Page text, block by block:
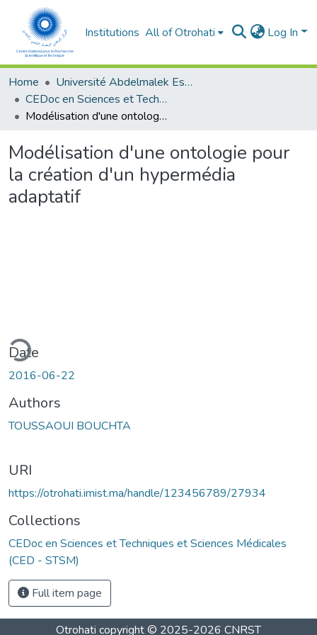
Institutions All of Otrohati Log In
Home
Université Abdelmalek Essaâdi - Tétouan
CEDoc en Sciences et Techniques et Sciences Médicales (CED - STSM)
Modélisation d'une ontologie pour la création d'un hypermédia adaptatif
Modélisation d'une ontologie pour
la création d'un hypermédia
adaptatif
Date
2016-06-22
Authors
TOUSSAOUI BOUCHTA
URI
https://otrohati.imist.ma/handle/123456789/27934
Collections
CEDoc en Sciences et Techniques et Sciences Médicales
(CED - STSM)
Full item page
Otrohati copyright © 2025-2026 CNRST